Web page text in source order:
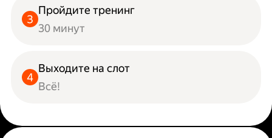
Пройдите тренинг
30 минут
Выходите на слот
Всё!